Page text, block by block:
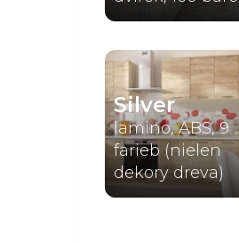
Silver
lamino, ABS, 9
farieb (nielen
dekory dreva)